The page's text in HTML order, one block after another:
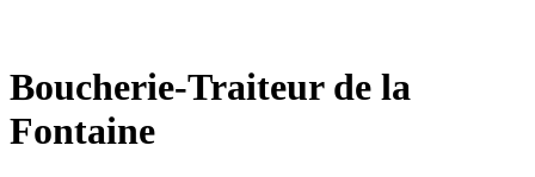
Boucherie-Traiteur de la
Fontaine